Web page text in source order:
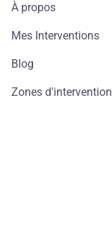
À propos
Mes Interventions
Blog
Zones d'intervention